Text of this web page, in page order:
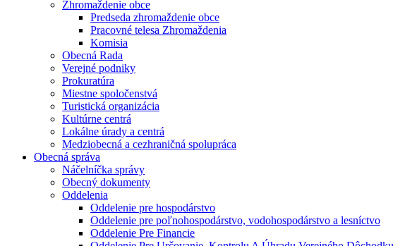
Zhromaždenie obce
Predseda zhromaždenie obce
Pracovné telesa Zhromaždenia
Komisia
Obecná Rada
Verejné podniky
Prokuratúra
Miestne spoločenstvá
Turistická organizácia
Kultúrne centrá
Lokálne úrady a centrá
Medziobecná a cezhraničná spolupráca
Obecná správa
Náčelníčka správy
Obecný dokumenty
Oddelenia
Oddelenie pre hospodárstvo
Oddelenie pre poľnohospodárstvo, vodohospodárstvo a lesníctvo
Oddelenie Pre Financie